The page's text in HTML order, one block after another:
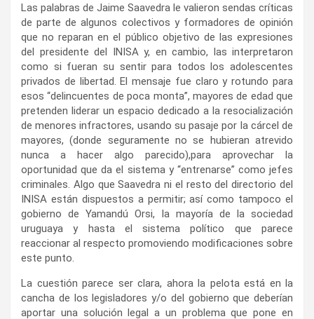
Las palabras de Jaime Saavedra le valieron sendas críticas
de parte de algunos colectivos y formadores de opinión
que no reparan en el público objetivo de las expresiones
del presidente del INISA y, en cambio, las interpretaron
como si fueran su sentir para todos los adolescentes
privados de libertad. El mensaje fue claro y rotundo para
esos “delincuentes de poca monta”, mayores de edad que
pretenden liderar un espacio dedicado a la resocialización
de menores infractores, usando su pasaje por la cárcel de
mayores, (donde seguramente no se hubieran atrevido
nunca a hacer algo parecido),para aprovechar la
oportunidad que da el sistema y “entrenarse” como jefes
criminales. Algo que Saavedra ni el resto del directorio del
INISA están dispuestos a permitir; así como tampoco el
gobierno de Yamandú Orsi, la mayoría de la sociedad
uruguaya y hasta el sistema político que parece
reaccionar al respecto promoviendo modificaciones sobre
este punto.
La cuestión parece ser clara, ahora la pelota está en la
cancha de los legisladores y/o del gobierno que deberían
aportar una solución legal a un problema que pone en